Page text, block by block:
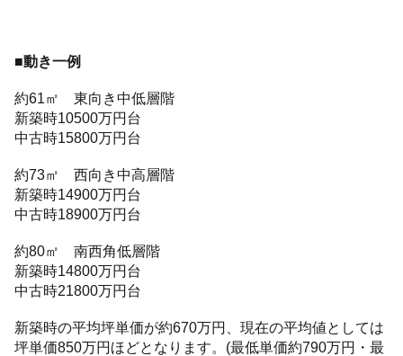
■動き一例
約61㎡ 東向き中低層階
新築時10500万円台
中古時15800万円台
約73㎡ 西向き中高層階
新築時14900万円台
中古時18900万円台
約80㎡ 南西角低層階
新築時14800万円台
中古時21800万円台
新築時の平均坪単価が約670万円、現在の平均値としては
坪単価850万円ほどとなります。(最低単価約790万円・最